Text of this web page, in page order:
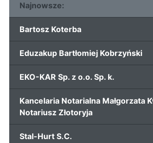
Najnowsze:
Bartosz Koterba
Eduzakup Bartłomiej Kobrzyński
EKO-KAR Sp. z o.o. Sp. k.
Kancelaria Notarialna Małgorzata
Notariusz Złotoryja
Stal-Hurt S.C.